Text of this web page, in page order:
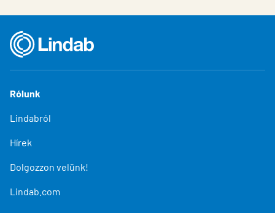
Rólunk
Lindabról
Hírek
Dolgozzon velünk!
Lindab.com